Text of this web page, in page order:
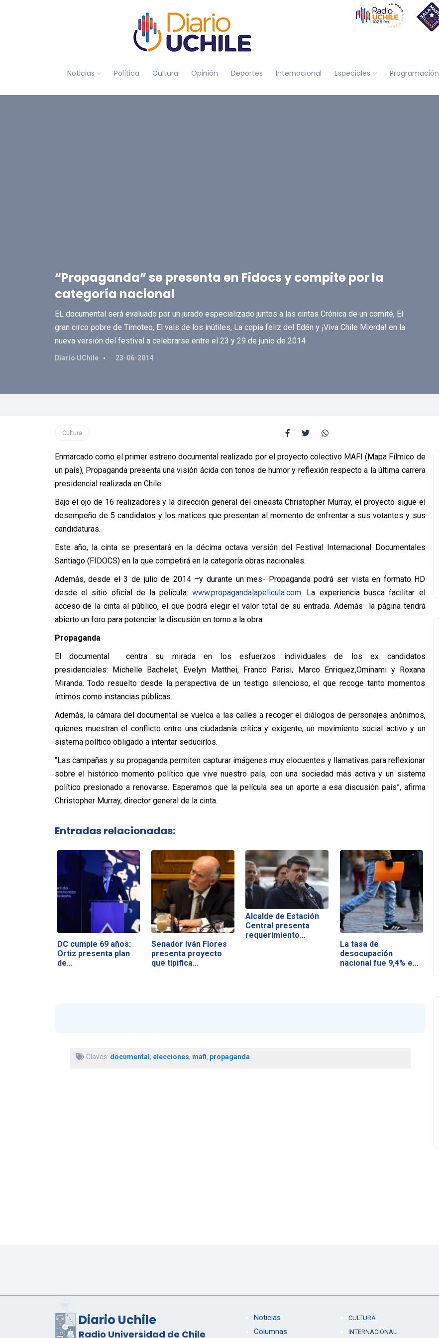
Noticias Política Cultura Opinión Deportes Internacional Especiales Programación
“Propaganda” se presenta en Fidocs y compite por la
categoría nacional
EL documental será evaluado por un jurado especializado juntos a las cintas Crónica de un comité, El
gran circo pobre de Timoteo, El vals de los inútiles, La copia feliz del Edén y ¡Viva Chile Mierda! en la
nueva versión del festival a celebrarse entre el 23 y 29 de junio de 2014
Diario UChile 23-06-2014
Cultura
Enmarcado como el primer estreno documental realizado por el proyecto colectivo MAFI (Mapa Fílmico de
un país), Propaganda presenta una visión ácida con tonos de humor y reflexión respecto a la última carrera
presidencial realizada en Chile.
Bajo el ojo de 16 realizadores y la dirección general del cineasta Christopher Murray, el proyecto sigue el
desempeño de 5 candidatos y los matices que presentan al momento de enfrentar a sus votantes y sus
candidaturas.
Este año, la cinta se presentará en la décima octava versión del Festival Internacional Documentales
Santiago (FIDOCS) en la que competirá en la categoría obras nacionales.
Además, desde el 3 de julio de 2014 –y durante un mes- Propaganda podrá ser vista en formato HD
desde el sitio oficial de la película: www.propagandalapelicula.com. La experiencia busca facilitar el
acceso de la cinta al público, el que podrá elegir el valor total de su entrada. Además la página tendrá
abierto un foro para potenciar la discusión en torno a la obra.
Propaganda
El documental centra su mirada en los esfuerzos individuales de los ex candidatos
presidenciales: Michelle Bachelet, Evelyn Matthei, Franco Parisi, Marco Enriquez,Ominami y Roxana
Miranda. Todo resuelto desde la perspectiva de un testigo silencioso, el que recoge tanto momentos
íntimos como instancias públicas.
Además, la cámara del documental se vuelca a las calles a recoger el diálogos de personajes anónimos,
quienes muestran el conflicto entre una ciudadanía crítica y exigente, un movimiento social activo y un
sistema político obligado a intentar seducirlos.
“Las campañas y su propaganda permiten capturar imágenes muy elocuentes y llamativas para reflexionar
sobre el histórico momento político que vive nuestro país, con una sociedad más activa y un sistema
político presionado a renovarse. Esperamos que la película sea un aporte a esa discusión país”, afirma
Christopher Murray, director general de la cinta.
Entradas relacionadas:
DC cumple 69 años:
Ortiz presenta plan
de…
Senador Iván Flores
presenta proyecto
que tipifica…
Alcalde de Estación
Central presenta
requerimiento…
La tasa de
desocupación
nacional fue 9,4% en
Claves: documental , elecciones, mafi, propaganda
Diario Uchile
Radio Universidad de Chile
Noticias
Columnas
CULTURA
INTERNACIONAL